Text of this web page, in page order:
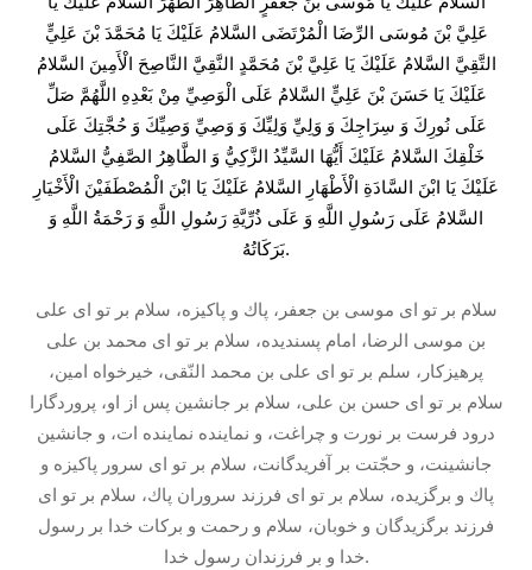
عَلِيَّ بْنَ مُوسَى الرِّضَا الْمُرْتَضَى السَّلامُ عَلَيْكَ يَا مُحَمَّدَ بْنَ عَلِيٍّ
التَّقِيَّ السَّلامُ عَلَيْكَ يَا عَلِيَّ بْنَ مُحَمَّدٍ النَّقِيَّ النَّاصِحَ الْأَمِينَ السَّلامُ
عَلَيْكَ يَا حَسَنَ بْنَ عَلِيٍّ السَّلامُ عَلَى الْوَصِيِّ مِنْ بَعْدِهِ اللَّهُمَّ صَلِّ
عَلَى نُورِكَ وَ سِرَاجِكَ وَ وَلِيِّ وَلِيِّكَ وَ وَصِيِّ وَصِيِّكَ وَ حُجَّتِكَ عَلَى
خَلْقِكَ السَّلامُ عَلَيْكَ أَيُّهَا السَّيِّدُ الزَّكِيُّ وَ الطَّاهِرُ الصَّفِيُّ السَّلامُ
عَلَيْكَ يَا ابْنَ السَّادَةِ الْأَطْهَارِ السَّلامُ عَلَيْكَ يَا ابْنَ الْمُصْطَفَيْنَ الْأَخْيَارِ
السَّلامُ عَلَى رَسُولِ اللَّهِ وَ عَلَى ذُرِّيَّةِ رَسُولِ اللَّهِ وَ رَحْمَةُ اللَّهِ وَ
بَرَكَاتُهُ.
سلام بر تو اى موسى بن جعفر، پاك و پاكيزه، سلام بر تو اى على
بن موسى الرضا، امام پسنديده، سلام بر تو اى محمد بن على
پرهيزکار، سلم بر تو اى على بن محمد النّقى، خيرخواه امين،
سلام بر تو اى حسن بن على، سلام بر جانشين پس از او، پروردگارا
درود فرست بر نورت و چراغت، و نماينده نماينده ات، و جانشين
جانشينت، و حجّتت بر آفريدگانت، سلام بر تو اى سرور پاكيزه و
پاك و برگزيده، سلام بر تو اى فرزند سروران پاك، سلام بر تو اى
فرزند برگزيدگان و خوبان، سلام و رحمت و بركات خدا بر رسول
خدا و بر فرزندان رسول خدا.